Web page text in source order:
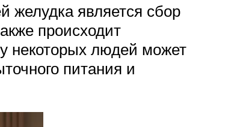
желудка является сбор
происходит
некоторых людей может
питания и